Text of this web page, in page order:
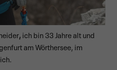
,ich bin 33 Jahre alt und
am Wörthersee, im